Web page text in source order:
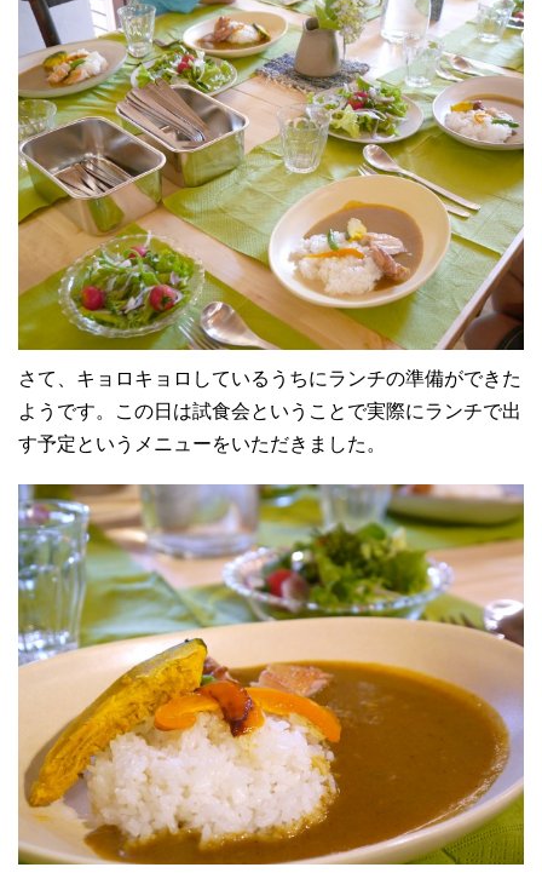
さて、キョロキョロしているうちにランチの準備ができた
ようです。この日は試食会ということで実際にランチで出
す予定というメニューをいただきました。